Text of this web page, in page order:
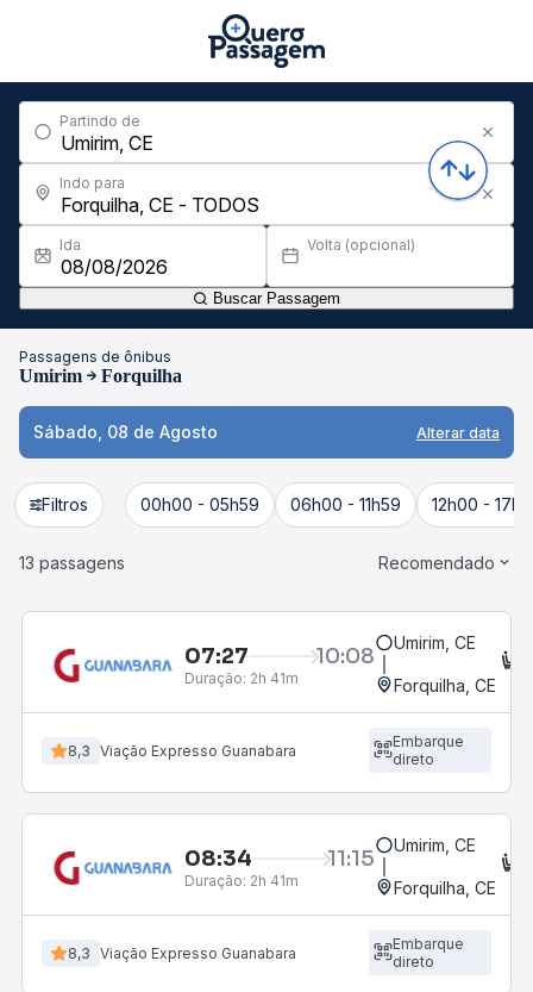
Partindo de
Indo para
Ida Volta (opcional)
Buscar Passagem
Passagens de ônibus
Umirim Forquilha
Sábado, 08 de Agosto Alterar data
Filtros 00h00 - 05h59 06h00 - 11h59 12h00 -
13 passagens Recomendado
07:27 10:08
Duração: 2h 41m
Umirim, CE
Forquilha, CE
8,3 Viação Expresso Guanabara
Embarque
direto
08:34 11:15
Duração: 2h 41m
Umirim, CE
Forquilha, CE
8,3 Viação Expresso Guanabara
Embarque
direto